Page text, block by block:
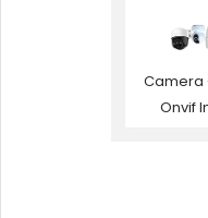
Camera
Onvif